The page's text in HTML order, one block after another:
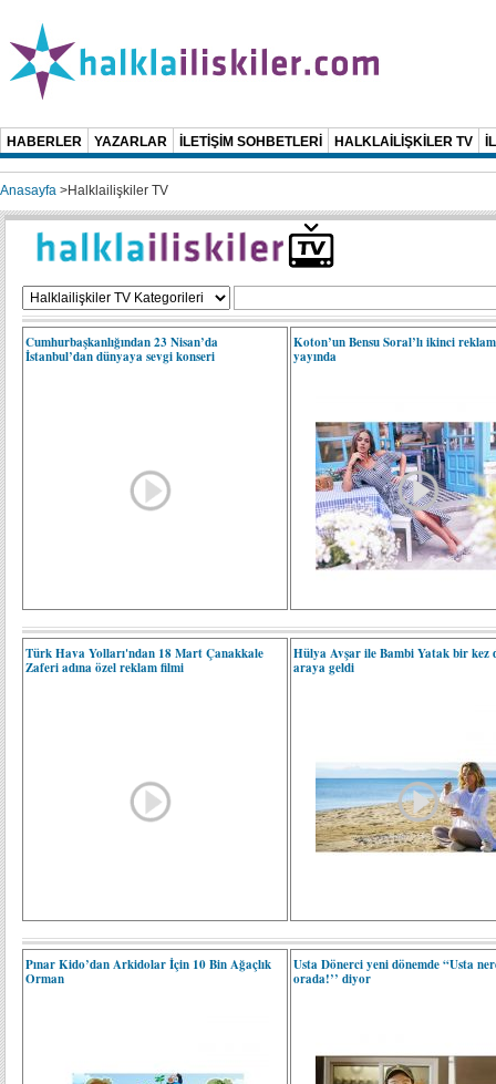
HABERLER YAZARLAR İLETİŞİM SOHBETLERİ HALKLAİLİŞKİLER TV
Anasayfa >Halklailişkiler TV
Cumhurbaşkanlığından 23 Nisan’da
İstanbul’dan dünyaya sevgi konseri
Koton’un Bensu Soral’lı ikinci
yayında
Türk Hava Yolları'ndan 18 Mart Çanakkale
Zaferi adına özel reklam filmi
Hülya Avşar ile Bambi Yatak bir kez
araya geldi
Pınar Kido’dan Arkidolar İçin 10 Bin Ağaçlık
Orman
Usta Dönerci yeni dönemde “Usta
orada!’’ diyor